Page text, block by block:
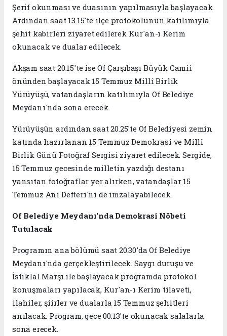
Şerif okunması ve duasının yapılmasıyla başlayacak.
Ardından saat 13.15'te ilçe protokolünün katılımıyla
şehit kabirleri ziyaret edilerek Kur'an-ı Kerim
okunacak ve dualar edilecek.
Akşam saat 20.15'te ise Of Çarşıbaşı Büyük Camii
önünden başlayacak 15 Temmuz Millî Birlik
Yürüyüşü, vatandaşların katılımıyla Of Belediye
Meydanı'nda sona erecek.
Yürüyüşün ardından saat 20.25'te Of Belediyesi zemin
katında hazırlanan 15 Temmuz Demokrasi ve Millî
Birlik Günü Fotoğraf Sergisi ziyaret edilecek. Sergide,
15 Temmuz gecesinde milletin yazdığı destanı
yansıtan fotoğraflar yer alırken, vatandaşlar 15
Temmuz Anı Defteri'ni de imzalayabilecek.
Of Belediye Meydanı'nda Demokrasi Nöbeti
Tutulacak
Programın ana bölümü saat 20.30'da Of Belediye
Meydanı'nda gerçekleştirilecek. Saygı duruşu ve
İstiklal Marşı ile başlayacak programda protokol
konuşmaları yapılacak, Kur'an-ı Kerim tilaveti,
ilahiler, şiirler ve dualarla 15 Temmuz şehitleri
anılacak. Program, gece 00.13'te okunacak salalarla
sona erecek.